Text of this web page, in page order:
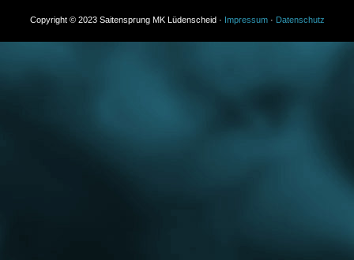
Copyright © 2023 Saitensprung MK Lüdenscheid · Impressum· Datenschutz